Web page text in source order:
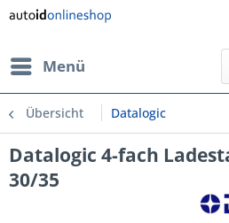
Menü
Übersicht Datalogic
Datalogic 4-fach
30/35